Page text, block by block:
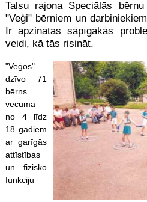
Talsu rajona Speciālās
"Veģi" bērniem un
Ir apzinātas sāpīgākās
veidi, kā tās risināt.
"Veģos"
dzīvo 71
bērns
vecumā
no 4 līdz
18 gadiem
ar garīgās
attīstības
un fizisko
funkciju